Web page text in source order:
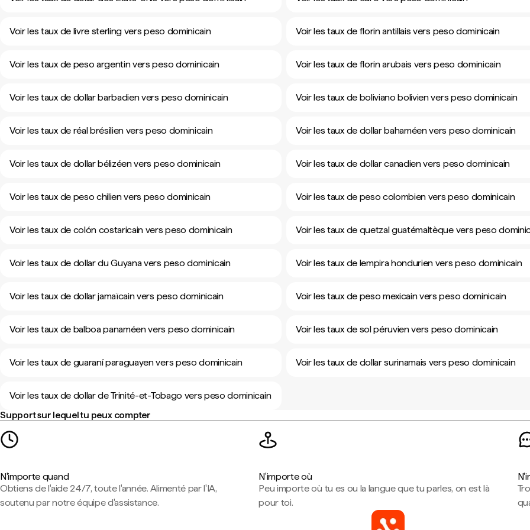
Voir les taux de livre sterling vers peso dominicain Voir les taux de florin antillais vers peso dominicain
Voir les taux de peso argentin vers peso dominicain Voir les taux de florin arubais vers peso dominicain
Voir les taux de dollar barbadien vers peso dominicain Voir les taux de boliviano bolivien vers peso dominicain
Voir les taux de réal brésilien vers peso dominicain Voir les taux de dollar bahaméen vers peso dominicain
Voir les taux de dollar bélizéen vers peso dominicain Voir les taux de dollar canadien vers peso dominicain
Voir les taux de peso chilien vers peso dominicain Voir les taux de peso colombien vers peso dominicain
Voir les taux de colón costaricain vers peso dominicain Voir les taux de quetzal guatémaltèque vers peso
Voir les taux de dollar du Guyana vers peso dominicain Voir les taux de lempira hondurien vers peso dominicain
Voir les taux de dollar jamaïcain vers peso dominicain Voir les taux de peso mexicain vers peso dominicain
Voir les taux de balboa panaméen vers peso dominicain Voir les taux de sol péruvien vers peso dominicain
Voir les taux de guaraní paraguayen vers peso dominicain Voir les taux de dollar surinamais vers peso dominicain
Voir les taux de dollar de Trinité-et-Tobago vers peso dominicain
Support sur lequel tu peux compter
N'importe quand
Obtiens de l'aide 24/7, toute l'année. Alimenté par l'IA,
soutenu par notre équipe d'assistance.
N'importe où
Peu importe où tu es ou la langue que tu parles, on est là
pour toi.